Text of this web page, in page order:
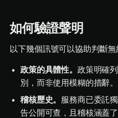
如何驗證聲明
以下幾個訊號可以協助判斷無
政策的具體性。 政策明確
別，而非使用模糊的措辭。
稽核歷史。 服務商已委託
告公開可查，且稽核涵蓋